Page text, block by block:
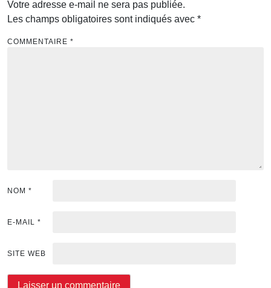
Votre adresse e-mail ne sera pas publiée.
Les champs obligatoires sont indiqués avec *
COMMENTAIRE *
NOM *
E-MAIL *
SITE WEB